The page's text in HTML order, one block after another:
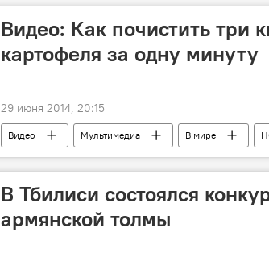
Видео: Как почистить три
картофеля за одну минуту
29 июня 2014, 20:15
Видео Мультимедиа В мире
В Тбилиси состоялся
армянской толмы